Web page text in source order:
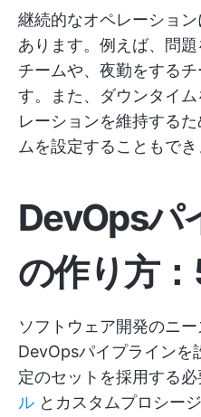
継続的なオペレーショ
あります。例えば、問
チームや、夜勤をする
す。また、ダウンタイ
レーションを維持する
ムを設定することもでき
DevOpsパ
の作り方
ソフトウェア開発のニ
DevOpsパイプラインを
定のセットを採用する必
ル とカスタムプロシー